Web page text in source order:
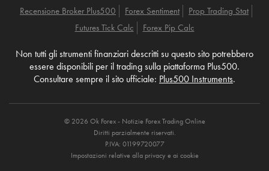
Recensione Broker Plus500 Forex Sentiment
Prop Trading Stat
Futures Tick Calc
Forex Pip Calc
Non tutti gli strumenti finanziari descritti su questo sito potrebbero
essere disponibili per il trading sulla piattaforma Plus500.
Consultare sempre il sito ufficiale: Plus500 Instruments.
© 2026 Ok Forex - Notizie Forex Trading Online
Diritti parzialmente riservati.
P.IVA: 01199720077
Impostazioni relative alla privacy e ai cookie